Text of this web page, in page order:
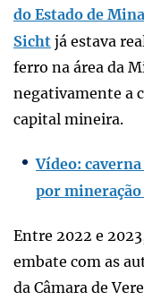
do Estado de
Sicht já estava
ferro na área da
negativamente a
capital mineira.
Vídeo:
por
Entre 2022 e
embate com as
da Câmara de